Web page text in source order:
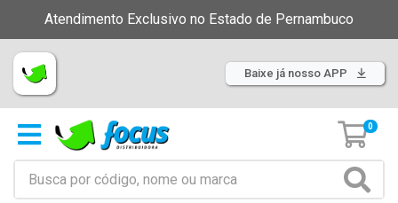
Atendimento Exclusivo no Estado de Pernambuco
Baixe já nosso APP
0